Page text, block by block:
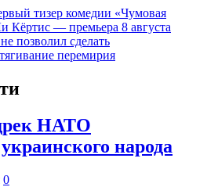
тизер комедии «Чумовая
Кёртис — премьера 8 августа
позволил сделать
перемирия
НАТО
народа
0